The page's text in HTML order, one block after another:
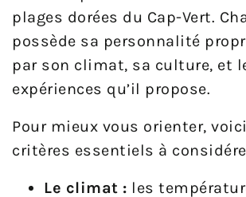
plages dorées du Cap-Vert.
possède sa personnalité
par son climat, sa culture, et
expériences qu’il propose.
Pour mieux vous orienter,
critères essentiels à
Le climat : les